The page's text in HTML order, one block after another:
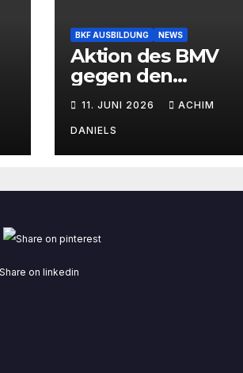
BKF AUSBILDUNG NEWS
Aktion des BMV
gegen den
11. JUNI 2026 ACHIM
DANIELS